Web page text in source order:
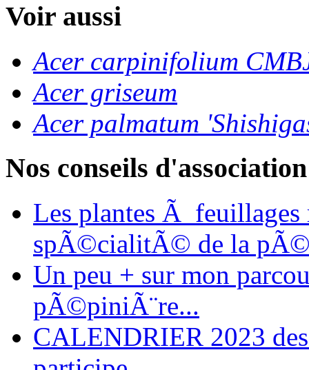
Voir aussi
Acer carpinifolium
Acer griseum
Acer palmatum
Nos conseils d'association
Les plantes Ã feuillages
spÃ©cialitÃ© de la
Un peu + sur mon
pÃ©piniÃ¨re...
CALENDRIER 2023